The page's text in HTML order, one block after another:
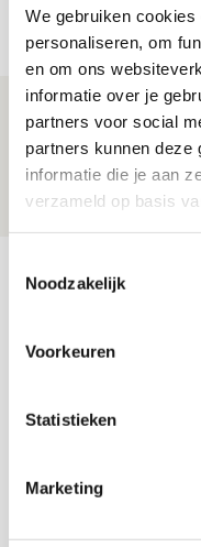
We gebruiken
personaliseren, om
en om ons
informatie over je
partners voor social
partners kunnen deze
informatie die je aan
verzameld op basis
Noodzakelijk
Voorkeuren
Statistieken
Marketing
09 AUGUSTUS 2026 - 18:14
NIEUWS
Míchel:
ik wissels erin
09 AUGUSTUS 2026 - 18:14
NIEUWS
SEP